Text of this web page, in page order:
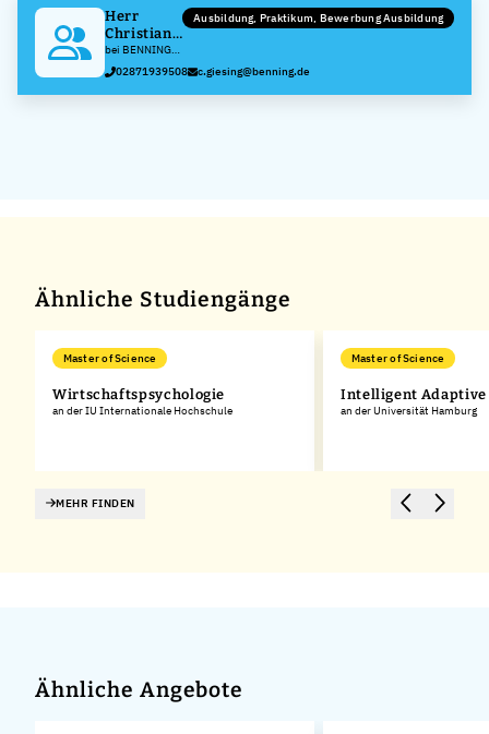
Herr
Christian
Giesing
bei BENNING
Elektrotechnik
und Elektronik
GmbH & Co. KG
Ausbildung, Praktikum, Bewerbung Ausbildung
02871939508 c.giesing@benning.de
Ähnliche Studiengänge
Master of Science
Wirtschaftspsychologie
an der IU Internationale Hochschule
Master of Science
Intelligent Adaptive
an der Universität Hamburg
MEHR FINDEN
Ähnliche Angebote